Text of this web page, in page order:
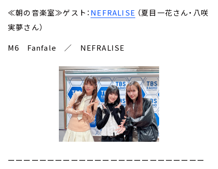
≪朝の音楽室≫ゲスト：NEFRALISE （夏目一花さん・八咲
実夢さん）
M6 Fanfale ／ NEFRALISE
ーーーーーーーーーーーーーーーーーーーーーーーーー